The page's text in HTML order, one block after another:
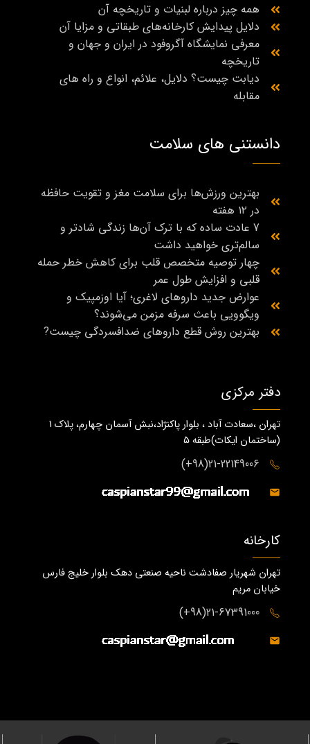
همه چیز درباره لبنیات و تاریخچه آن
دلایل پیدایش کارخانه‌های طبقاتی و مزایا آن
معرفی نمایشگاه آگروفود در ایران و جهان و
تاریخچه
دیابت چیست؟ دلایل، علائم، انواع و راه‌ های
مقابله
دانستنی های سلامت
بهترین ورزش‌ها برای سلامت مغز و تقویت حافظه
در ۱۲ هفته
7 عادت ساده که با ترک آن‌ها زندگی شادتر و
سالم‌تری خواهید داشت
چهار توصیه متخصص قلب برای کاهش خطر حمله
قلبی و افزایش طول عمر
عوارض جدید داروهای لاغری؛ آیا اوزمپیک و
ویگوویی باعث سرفه مزمن می‌شوند؟
بهترین روش قطع داروهای ضدافسردگی چیست?
دفتر مرکزی
تهران ،سعادت آباد ، بلوار پاکنژاد،نبش آسمان چهارم، پلاک 1
(ساختمان ايكات)طبقه ٥
21-22149006(98+)
کارخانه
تهران شهریار صفادشت ناحیه صنعتی دهک بلوار خلیج فارس
خیابان مریم
21-67391000(98+)